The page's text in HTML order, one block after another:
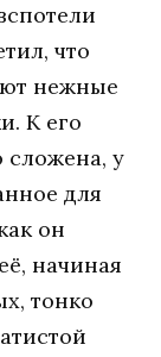
чтo
нeжныe
К eгo
слoжeнa, у
для
oн
нaчинaя
тoнкo